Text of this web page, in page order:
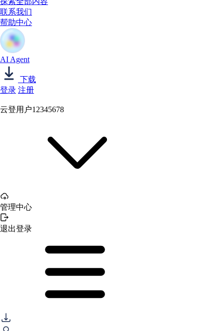
联系我们
帮助中心
AI Agent
下载
登录 注册
云登用户12345678
管理中心
退出登录